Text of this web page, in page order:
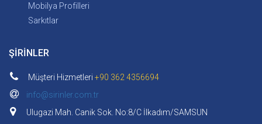
Mobilya Profilleri
Sarkıtlar
ŞİRİNLER
Müşteri Hizmetleri +90 362 4356694
info@sirinler.com.tr
Ulugazi Mah. Canik Sok. No:8/C İlkadım/SAMSUN